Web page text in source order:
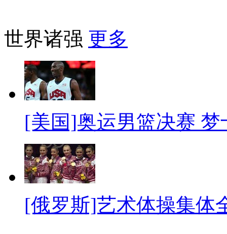
世界诸强 更多
[美国]奥运男篮决赛
[俄罗斯]艺术体操集体